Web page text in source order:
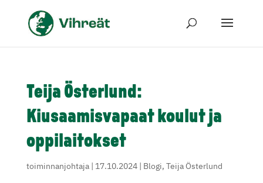
Teija Österlund:
Kiusaamisvapaat koulut ja
oppilaitokset
toiminnanjohtaja| 17.10.2024| Blogi, Teija Österlund